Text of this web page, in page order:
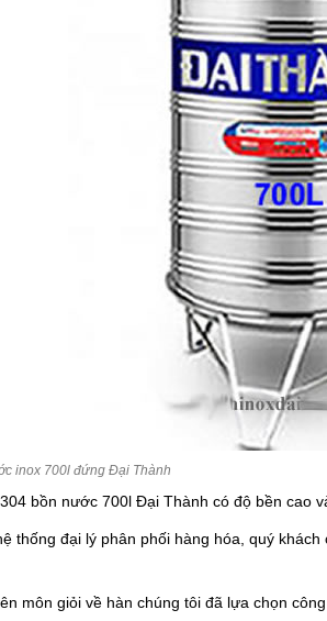
inox 700l đứng Đại Thành
bồn nước 700l Đại Thành có độ bền cao
thống đại lý phân phối hàng hóa, quý
môn giỏi về hàn chúng tôi đã lựa chọn